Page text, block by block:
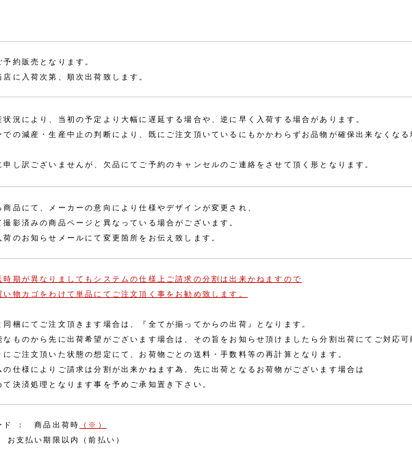
予約販売となります。
店に入荷次第、順次出荷致します。
状況により、当初の予定より大幅に遅延する場合や、逆に早く入荷する場合があります。
での減産・生産中止の判断により、既にご注文頂いているにもかかわらずお品物が確保出来なくなる
申し訳ございませんが、欠品にてご予約のキャンセルのご連絡をさせて頂く形となります。
商品にて、メーカーの意向により仕様やデザインが変更され、
撮影済みの商品ページと異なっている場合がございます。
荷のお知らせメールにて変更箇所をお伝え致します。
時期が異なりましてもシステムの仕様上ご請求の分割は出来かねますので
い物カゴをわけて単品にてご注文頂く事をお勧め致します。
同梱にてご注文頂きます場合は、『全てが揃ってからの出荷』となります。
なものから先に出荷希望がございます場合は、その旨をお知らせ頂けましたら分割出荷にてご対応可
にご注文頂いた状態の想定にて、お荷物ごとの送料・手数料等の再計算となります。
の仕様によりご請求は分割が出来かねます為、先に出荷となるお荷物がございます場合は
て決済処理となります事を予めご承知置き下さい。
ド ： 商品出荷時
（※）
支払い期限以内（前払い）